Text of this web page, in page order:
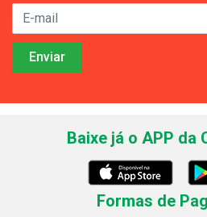
Baixe já o APP da
Formas de